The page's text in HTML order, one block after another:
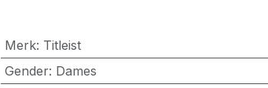
Merk: Titleist
Gender: Dames